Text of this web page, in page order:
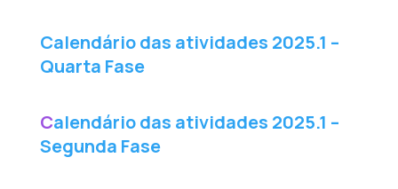
Calendário das atividades 2025.1 –
Quarta Fase
Calendário das atividades 2025.1 –
Segunda Fase